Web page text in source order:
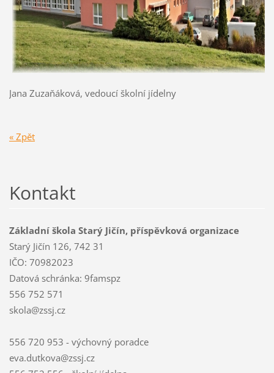
Jana Zuzaňáková, vedoucí školní jídelny
« Zpět
Kontakt
Základní škola Starý Jičín, příspěvková organizace
Starý Jičín 126, 742 31
IČO: 70982023
Datová schránka: 9famspz
556 752 571
skola@zssj.cz
556 720 953 - výchovný poradce
eva.dutkova@zssj.cz